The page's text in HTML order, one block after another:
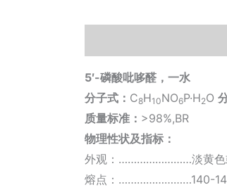
5′-磷酸吡哆醛，一水
分子式： C8H10NO6P·H2O
质量标准： >98%,BR
物理性状及指标：
外观：……………………淡黄色
熔点：……………………140-